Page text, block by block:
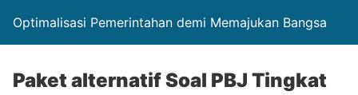
Optimalisasi Pemerintahan demi Memajukan Bangsa
Paket alternatif Soal PBJ Tingkat